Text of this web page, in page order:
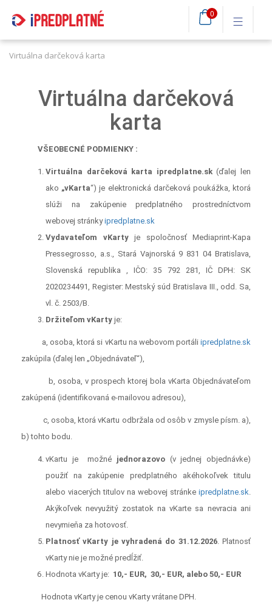
0
Virtuálna darčeková karta
Virtuálna darčeková
karta
VŠEOBECNÉ PODMIENKY :
Virtuálna darčeková karta ipredplatne.sk(ďalej len
ako „vKarta“) je elektronická darčeková poukážka, ktorá
slúži na zakúpenie predplatného prostredníctvom
webovej stránkyipredplatne.sk
Vydavateľom vKartyje spoločnosť Mediaprint-Kapa
Pressegrosso, a.s., Stará Vajnorská 9 831 04 Bratislava,
Slovenská republika , IČO: 35 792 281, IČ DPH: SK
2020234491, Register: Mestský súd Bratislava III., odd. Sa,
vl. č. 2503/B.
Držiteľom vKarty je:
a, osoba, ktorá si vKartu na webovom portáli ipredplatne.sk
zakúpila (ďalej len „Objednávateľ“),
b, osoba, v prospech ktorej bola vKarta Objednávateľom
zakúpená (identifikovaná e-mailovou adresou),
c, osoba, ktorá vKartu odbržala od osôb v zmysle písm. a),
b) tohto bodu.
vKartu je možné jednorazovo(v jednej objednávke)
použiť na zakúpenie predplatného akéhokoľvek titulu
alebo viacerých titulov na webovej stránke ipredplatne.sk.
Akýkoľvek nevyužitý zostatok na vKarte sa nevracia ani
nevymieňa za hotovosť.
Platnosť vKarty je vyhradená do 31.12.2026. Platnosť
vKarty nie je možné predĺžiť.
Hodnota vKarty je: 10,- EUR, 30,- EUR, alebo 50,- EUR
Hodnota vKarty je cenou vKarty vrátane DPH.